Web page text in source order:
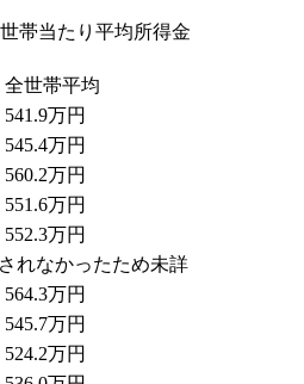
帯当たり平均所得金
全世帯平均
541.9万円
545.4万円
560.2万円
551.6万円
552.3万円
れなかったため未詳
564.3万円
545.7万円
524.2万円